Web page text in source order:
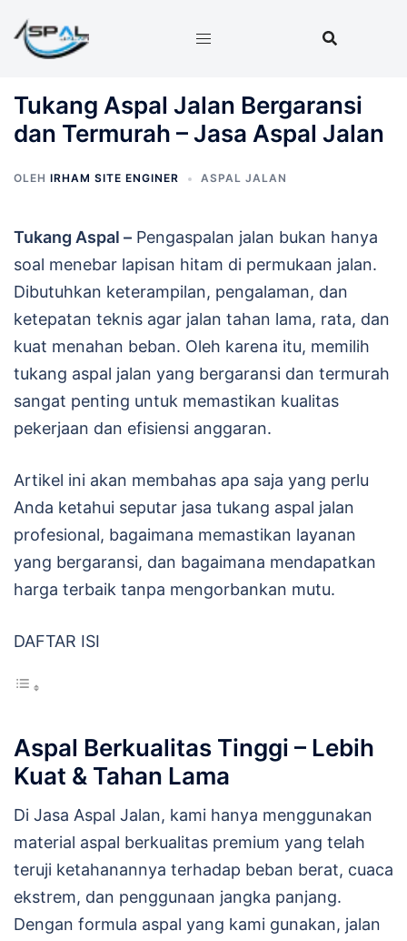
ke
Tukang Aspal Jalan Bergaransi
dan Termurah – Jasa Aspal Jalan
OLEH IRHAM SITE ENGINER ASPAL JALAN
Tukang Aspal – Pengaspalan jalan bukan hanya
soal menebar lapisan hitam di permukaan jalan.
Dibutuhkan keterampilan, pengalaman, dan
ketepatan teknis agar jalan tahan lama, rata, dan
kuat menahan beban. Oleh karena itu, memilih
tukang aspal jalan yang bergaransi dan termurah
sangat penting untuk memastikan kualitas
pekerjaan dan efisiensi anggaran.
Artikel ini akan membahas apa saja yang perlu
Anda ketahui seputar jasa tukang aspal jalan
profesional, bagaimana memastikan layanan
yang bergaransi, dan bagaimana mendapatkan
harga terbaik tanpa mengorbankan mutu.
DAFTAR ISI
Aspal Berkualitas Tinggi – Lebih
Kuat & Tahan Lama
Di Jasa Aspal Jalan, kami hanya menggunakan
material aspal berkualitas premium yang telah
teruji ketahanannya terhadap beban berat, cuaca
ekstrem, dan penggunaan jangka panjang.
Dengan formula aspal yang kami gunakan, jalan